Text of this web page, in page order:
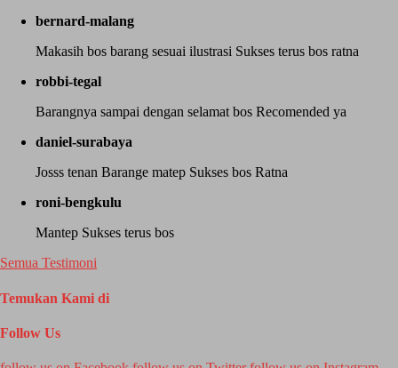
bernard-malang
Makasih bos barang sesuai ilustrasi Sukses terus bos ratna
robbi-tegal
Barangnya sampai dengan selamat bos Recomended ya
daniel-surabaya
Josss tenan Barange matep Sukses bos Ratna
roni-bengkulu
Mantep Sukses terus bos
Semua Testimoni
Temukan Kami di
Follow Us